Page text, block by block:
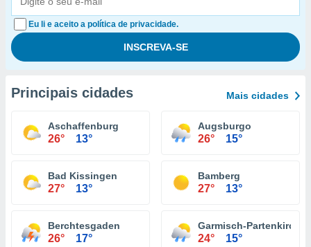
Eu li e aceito a política de privacidade.
Principais cidades Mais cidades
Aschaffenburg
26° 13°
Augsburgo
26° 15°
Bad Kissingen
27° 13°
Bamberg
27° 13°
Berchtesgaden
26° 17°
Garmisch-
24° 15°